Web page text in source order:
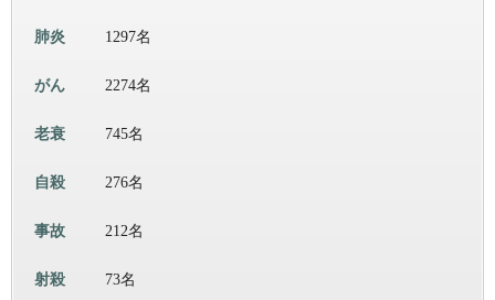
肺炎 1297名
がん 2274名
老衰 745名
自殺 276名
事故 212名
射殺 73名